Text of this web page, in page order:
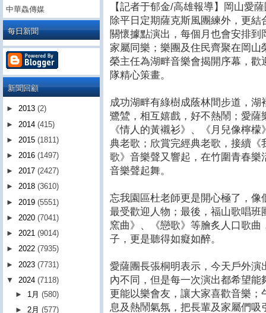
【記者于郁金/高雄報導】岡山愛
除平日定期薩克斯風團練外，更
關懷據點演出，每個月也會安排
家屬同樂；樂團及住民齊聚在岡
榮主任為湖畔音樂會揭開序幕，
隊精心策畫。
成功湖畔有綠樹成蔭林間步道，
鷺鷥，相互嬉戲，好不熱鬧；愛
《情人的黃襯衫》、《月兒像檸
典老歌；欣賞完經典老歌，接續
歌》音樂聲又響起，在竹圍青春
音樂聲起舞。
忘我園區杜老師更是開心極了，
最受歡迎人物；最後，福山歌唱
窯曲》、《戀歌》等膾炙人口歌
子，更是聽得如癡如醉。
愛薩團長張桐明表示，今天戶外
內不同，但是每一次演出都希望
更能以樂會友，讓大家喜歡音樂
息及熱鬧氣氛，把長輩及家屬們
中華鱻傳媒
每日新聞
新聞回顧
► 2013 (2)
► 2014 (415)
► 2015 (1811)
► 2016 (1497)
► 2017 (2427)
► 2018 (3610)
► 2019 (5551)
► 2020 (7041)
► 2021 (9014)
► 2022 (7935)
► 2023 (7731)
▼ 2024 (7118)
► 1月(580)
►2月(577)